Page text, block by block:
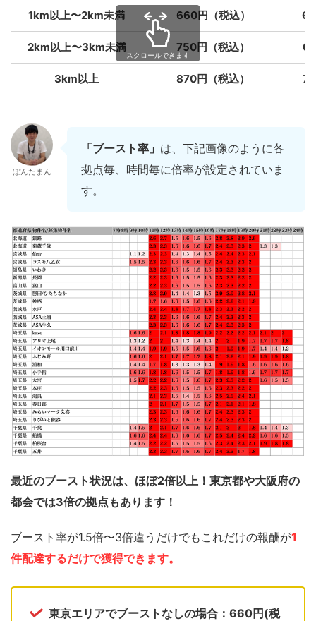
1km以上〜2km未満 660円（税込）
2km以上〜3km未満 750円（税込）
3km以上 870円（税込）
ぽんたまん
「ブースト率」 は、下記画像のように各
拠点毎、時間毎に倍率が設定されていま
す。
最近のブースト状況は、ほぼ2倍以上！東京都や大阪府の
都会では3倍の拠点もあります！
ブースト率が1.5倍〜3倍違うだけでもこれだけの報酬が1
件配達するだけで獲得できます。
東京エリアでブーストなしの場合：660円(税